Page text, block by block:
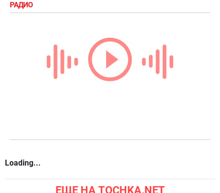
РАДИО
Loading...
ЕЩЕ НА TOCHKA.NET